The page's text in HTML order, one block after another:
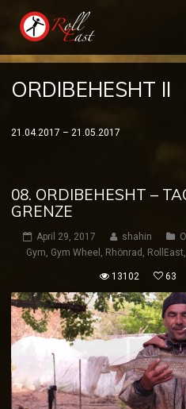
ORDIBEHESHT II
21.04.2017 – 21.05.2017
08. ORDIBEHESHT –
GRENZE
April 29, 2017 shahin
Gym, Gym Wheel , Rhönrad , RollEast,
13102 63